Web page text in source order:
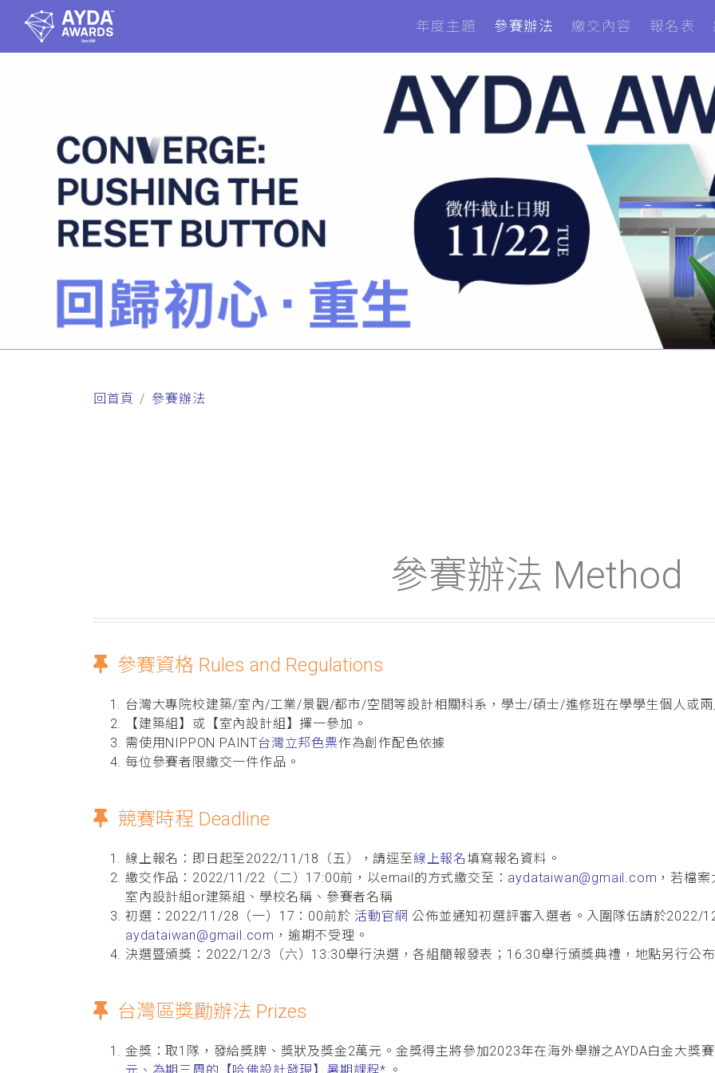
年度主題 參賽辦法 繳交內容 報名表
回首頁 參賽辦法
參賽辦法 Method
參賽資格 Rules and Regulations
台灣大專院校建築/室內/工業/景觀/都市/空間等設計相關科系，學士/碩士/進修班在學學生個人或兩
【建築組】或【室內設計組】擇一參加。
需使用NIPPON PAINT台灣立邦色票作為創作配色依據
每位參賽者限繳交一件作品。
競賽時程 Deadline
線上報名：即日起至2022/11/18（五），請逕至線上報名 填寫報名資料。
繳交作品：2022/11/22（二）17:00前，以email的方式繳交至： aydataiwan@gmail.com ，若檔
室內設計組or建築組、學校名稱、參賽者名稱
初選：2022/11/28（一）17：00前於 活動官網 公佈並通知初選評審入選者。入圍隊伍請於2022/
aydataiwan@gmail.com ，逾期不受理。
決選暨頒獎：2022/12/3（六）13:30舉行決選，各組簡報發表；16:30舉行頒獎典禮，地點另行公布
台灣區獎勵辦法 Prizes
金獎：取1隊，發給獎牌、獎狀及獎金2萬元。金獎得主將參加2023年在海外舉辦之AYDA白金大獎賽